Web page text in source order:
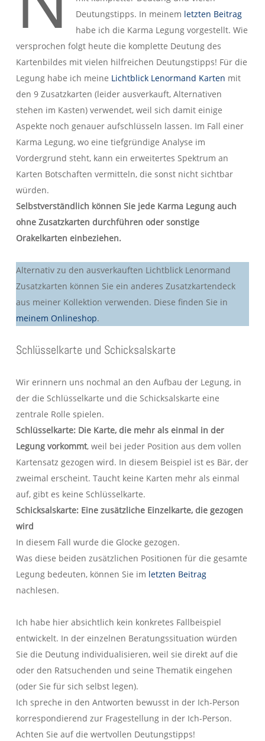
Deutungstipps. In meinem letzten Beitrag
habe ich die Karma Legung vorgestellt. Wie
versprochen folgt heute die komplette Deutung des
Kartenbildes mit vielen hilfreichen Deutungstipps! Für die
Legung habe ich meine Lichtblick Lenormand Karten mit
den 9 Zusatzkarten (leider ausverkauft, Alternativen
stehen im Kasten) verwendet, weil sich damit einige
Aspekte noch genauer aufschlüsseln lassen. Im Fall einer
Karma Legung, wo eine tiefgründige Analyse im
Vordergrund steht, kann ein erweitertes Spektrum an
Karten Botschaften vermitteln, die sonst nicht sichtbar
würden.
Selbstverständlich können Sie jede Karma Legung auch
ohne Zusatzkarten durchführen oder sonstige
Orakelkarten einbeziehen.
Alternativ zu den ausverkauften Lichtblick Lenormand
Zusatzkarten können Sie ein anderes Zusatzkartendeck
aus meiner Kollektion verwenden. Diese finden Sie in
meinem Onlineshop.
Schlüsselkarte und Schicksalskarte
Wir erinnern uns nochmal an den Aufbau der Legung, in
der die Schlüsselkarte und die Schicksalskarte eine
zentrale Rolle spielen.
Schlüsselkarte: Die Karte, die mehr als einmal in der
Legung vorkommt, weil bei jeder Position aus dem vollen
Kartensatz gezogen wird. In diesem Beispiel ist es Bär, der
zweimal erscheint. Taucht keine Karten mehr als einmal
auf, gibt es keine Schlüsselkarte.
Schicksalskarte: Eine zusätzliche Einzelkarte, die gezogen
wird
In diesem Fall wurde die Glocke gezogen.
Was diese beiden zusätzlichen Positionen für die gesamte
Legung bedeuten, können Sie im letzten Beitrag
nachlesen.
Ich habe hier absichtlich kein konkretes Fallbeispiel
entwickelt. In der einzelnen Beratungssituation würden
Sie die Deutung individualisieren, weil sie direkt auf die
oder den Ratsuchenden und seine Thematik eingehen
(oder Sie für sich selbst legen).
Ich spreche in den Antworten bewusst in der Ich-Person
korrespondierend zur Fragestellung in der Ich-Person.
Achten Sie auf die wertvollen Deutungstipps!